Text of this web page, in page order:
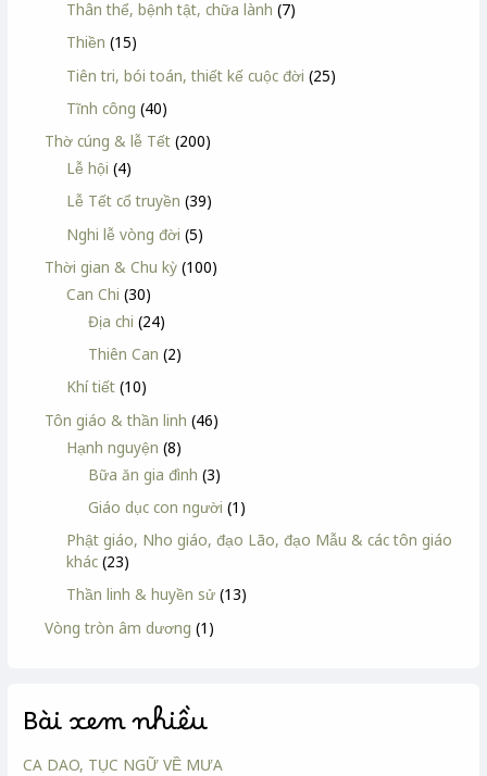
Thân thể, bệnh tật, chữa lành (7)
Thiền (15)
Tiên tri, bói toán, thiết kế cuộc đời (25)
Tĩnh công (40)
Thờ cúng & lễ Tết (200)
Lễ hội (4)
Lễ Tết cổ truyền (39)
Nghi lễ vòng đời (5)
Thời gian & Chu kỳ (100)
Can Chi (30)
Địa chi (24)
Thiên Can (2)
Khí tiết (10)
Tôn giáo & thần linh (46)
Hạnh nguyện (8)
Bữa ăn gia đình (3)
Giáo dục con người (1)
Phật giáo, Nho giáo, đạo Lão, đạo Mẫu & các tôn giáo
khác (23)
Thần linh & huyền sử (13)
Vòng tròn âm dương (1)
Bài xem nhiều
CA DAO, TỤC NGỮ VỀ MƯA